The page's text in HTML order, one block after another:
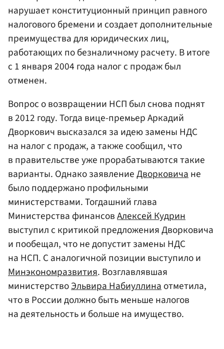
нарушает конституционный принцип равного
налогового бремени и создает дополнительные
преимущества для юридических лиц,
работающих по безналичному расчету. В итоге
с 1 января 2004 года налог с продаж был
отменен.
Вопрос о возвращении НСП был снова поднят
в 2012 году. Тогда вице-премьер Аркадий
Дворкович высказался за идею замены НДС
на налог с продаж, а также сообщил, что
в правительстве уже прорабатываются такие
варианты. Однако заявлениеДворковичане
было поддержано профильными
министерствами. Тогдашний глава
Министерства финансовАлексей Кудрин
выступил с критикой предложения Дворковича
и пообещал, что не допустит замены НДС
на НСП. С аналогичной позиции выступило и
Минэкономразвития. Возглавлявшая
министерствоЭльвира Набиуллинаотметила,
что в России должно быть меньше налогов
на деятельность и больше на имущество.